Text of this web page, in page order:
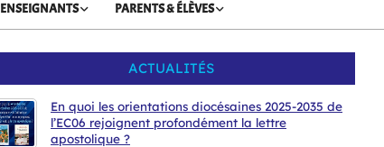
ENSEIGNANTS PARENTS & ÉLÈVES
ACTUALITÉS
En quoi les orientations diocésaines 2025-2035 de
l’EC06 rejoignent profondément la lettre
apostolique ?